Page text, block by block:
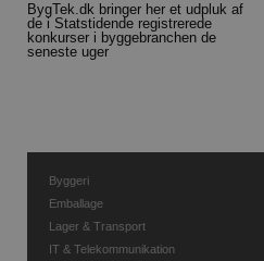
BygTek.dk bringer her et udpluk af
de i Statstidende registrerede
konkurser i byggebranchen de
seneste uger
Byggeri
Emballage
Lager & Transport
IT & Telekommunikation